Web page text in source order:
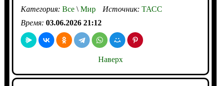
Категория: Все\Мир Источник: ТАСС
Время: 03.06.2026 21:12
Наверх